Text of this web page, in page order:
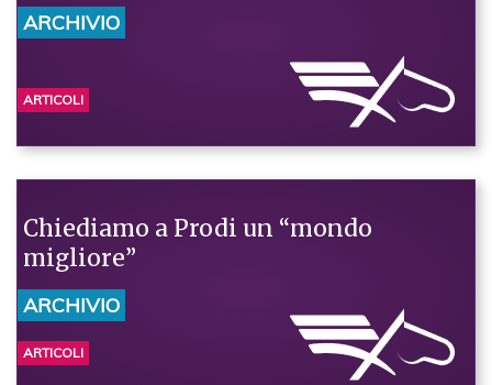
ARCHIVIO
ARTICOLI
Chiediamo a Prodi un “mondo
migliore”
ARCHIVIO
ARTICOLI